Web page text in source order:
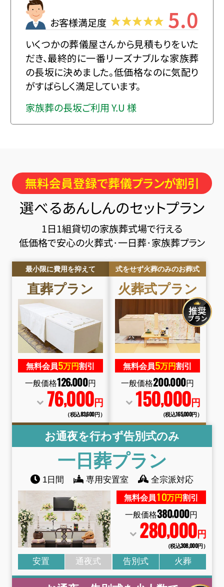
お客様満足度 5.0
いくつかの葬儀屋さんから見積もりをいた
だき、最終的に一番リーズナブルな家族葬
の長坂に決めました。低価格なのに気配り
がすばらしく満足しています。
家族葬の長坂ご利用 Y.U 様
無料会員登録で葬儀プランが割引
選べるあんしんのセットプラン
1日1組貸切の家族葬式場で行える
低価格で安心の火葬式･一日葬･家族葬プラン
最小限に費用を抑えて
直葬プラン
無料会員5万円割引
一般価格126,000円
76,000円
（税込83,600円）
式をせず火葬のみのお葬式
火葬式プラン
無料会員5万円割引
一般価格200,000円
150,000円
（税込165,000円）
お通夜を行わず告別式のみ
一日葬プラン
1日間 専用安置室 全宗派対応
無料会員10万円割引
一般価格380,000円
280,000円
（税込308,000円）
安置 通夜式 告別式 火葬